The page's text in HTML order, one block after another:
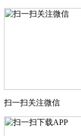
扫一扫关注微信